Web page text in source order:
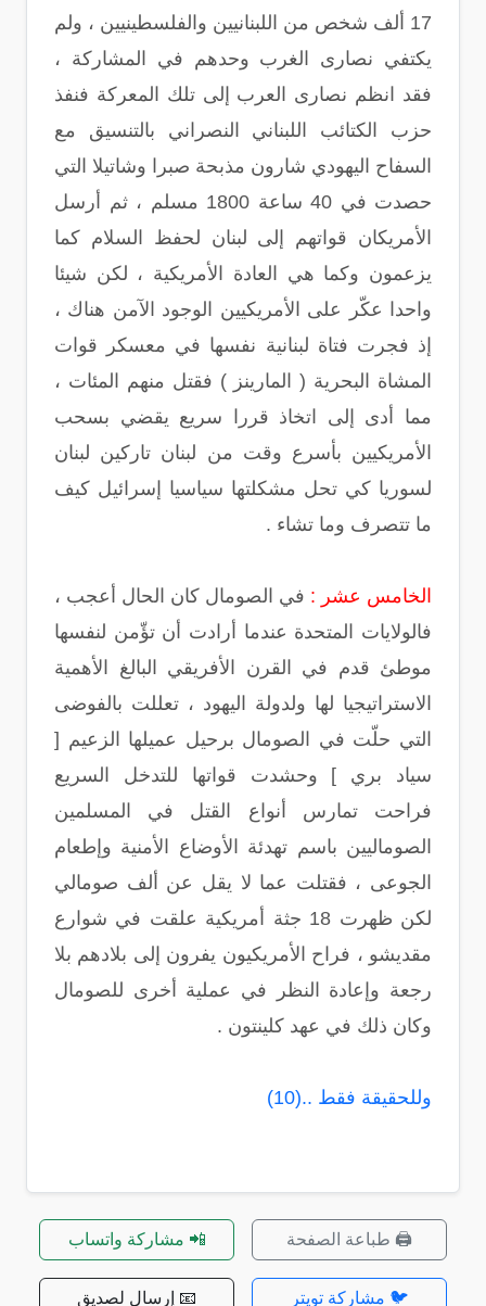
17 ألف شخص من اللبنانيين والفلسطينيين ، ولم
يكتفي نصارى الغرب وحدهم في المشاركة ،
فقد انظم نصارى العرب إلى تلك المعركة فنفذ
حزب الكتائب اللبناني النصراني بالتنسيق مع
السفاح اليهودي شارون مذبحة صبرا وشاتيلا التي
حصدت في 40 ساعة 1800 مسلم ، ثم أرسل
الأمريكان قواتهم إلى لبنان لحفظ السلام كما
يزعمون وكما هي العادة الأمريكية ، لكن شيئا
واحدا عكّر على الأمريكيين الوجود الآمن هناك ،
إذ فجرت فتاة لبنانية نفسها في معسكر قوات
المشاة البحرية ( المارينز ) فقتل منهم المئات ،
مما أدى إلى اتخاذ قررا سريع يقضي بسحب
الأمريكيين بأسرع وقت من لبنان تاركين لبنان
لسوريا كي تحل مشكلتها سياسيا إسرائيل كيف
ما تتصرف وما تشاء .
الخامس عشر : في الصومال كان الحال أعجب ،
فالولايات المتحدة عندما أرادت أن تؤّمن لنفسها
موطئ قدم في القرن الأفريقي البالغ الأهمية
الاستراتيجيا لها ولدولة اليهود ، تعللت بالفوضى
التي حلّت في الصومال برحيل عميلها الزعيم [
سياد بري ] وحشدت قواتها للتدخل السريع
فراحت تمارس أنواع القتل في المسلمين
الصوماليين باسم تهدئة الأوضاع الأمنية وإطعام
الجوعى ، فقتلت عما لا يقل عن ألف صومالي
لكن ظهرت 18 جثة أمريكية علقت في شوارع
مقديشو ، فراح الأمريكيون يفرون إلى بلادهم بلا
رجعة وإعادة النظر في عملية أخرى للصومال
وكان ذلك في عهد كلينتون .
وللحقيقة فقط ..(10)
🖨️ طباعة الصفحة 📲 مشاركة واتساب
🐦 مشاركة تويتر 📧 إرسال لصديق